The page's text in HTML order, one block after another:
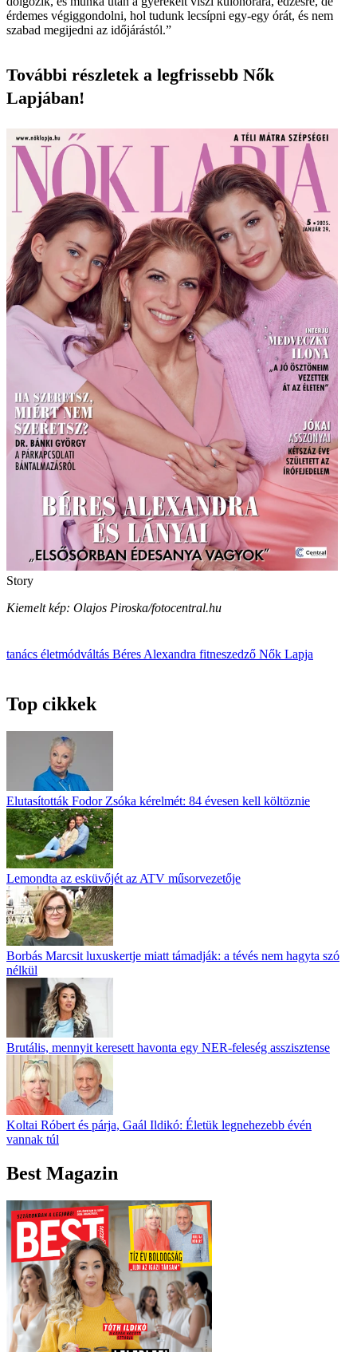
érdemes végiggondolni, hol tudunk lecsípni egy-egy órát, és nem
szabad megijedni az időjárástól.”
További részletek a legfrissebb Nők
Lapjában!
Story
Kiemelt kép: Olajos Piroska/fotocentral.hu
tanács életmódváltás Béres Alexandra fitneszedző Nők Lapja
Top cikkek
Elutasították Fodor Zsóka kérelmét: 84 évesen kell költöznie
Lemondta az esküvőjét az ATV műsorvezetője
Borbás Marcsit luxuskertje miatt támadják: a tévés nem hagyta szó
nélkül
Brutális, mennyit keresett havonta egy NER-feleség asszisztense
Koltai Róbert és párja, Gaál Ildikó: Életük legnehezebb évén
vannak túl
Best Magazin